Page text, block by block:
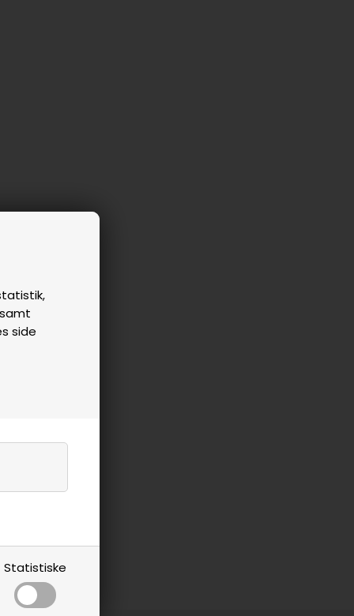
side
Statistiske